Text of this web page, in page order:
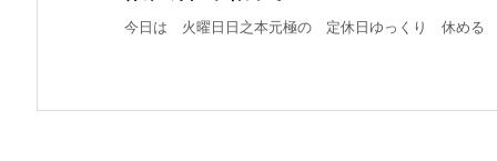
今日は 火曜日日之本元極の 定休日ゆっくり 休める